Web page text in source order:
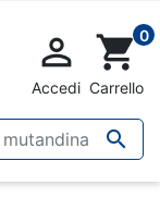


Accedi
shopping_cart0
Carrello